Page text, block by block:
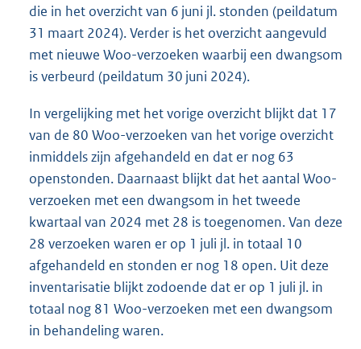
die in het overzicht van 6 juni jl. stonden (peildatum
31 maart 2024). Verder is het overzicht aangevuld
met nieuwe Woo-verzoeken waarbij een dwangsom
is verbeurd (peildatum 30 juni 2024).
In vergelijking met het vorige overzicht blijkt dat 17
van de 80 Woo-verzoeken van het vorige overzicht
inmiddels zijn afgehandeld en dat er nog 63
openstonden. Daarnaast blijkt dat het aantal Woo-
verzoeken met een dwangsom in het tweede
kwartaal van 2024 met 28 is toegenomen. Van deze
28 verzoeken waren er op 1 juli jl. in totaal 10
afgehandeld en stonden er nog 18 open. Uit deze
inventarisatie blijkt zodoende dat er op 1 juli jl. in
totaal nog 81 Woo-verzoeken met een dwangsom
in behandeling waren.